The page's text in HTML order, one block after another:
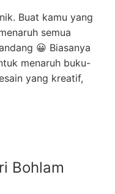
Buat kamu yang
semua
😀 Biasanya
menaruh buku-
yang kreatif,
Bohlam